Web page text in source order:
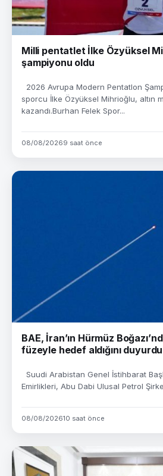
Milli pentatlet İlke Özyüksel
şampiyonu oldu
2026 Avrupa Modern Pentatlon
sporcu İlke Özyüksel Mihrioğlu, altın
kazandı.Burhan Felek Spor...
08/08/20269 saat önce
BAE, İran’ın Hürmüz
füzeyle hedef aldığını duyurdu
Suudi Arabistan Genel İstihbarat
Emirlikleri, Abu Dabi Ulusal Petrol
08/08/202610 saat önce